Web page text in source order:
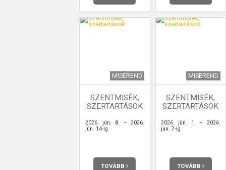
MISEREND
SZENTMISÉK,
SZERTARTÁSOK
2026. jún. 8. – 2026.
jún. 14-ig
TOVÁBB
MISEREND
SZENTMISÉK,
SZERTARTÁSOK
2026. jún. 1. – 2026.
jún. 7-ig
TOVÁBB